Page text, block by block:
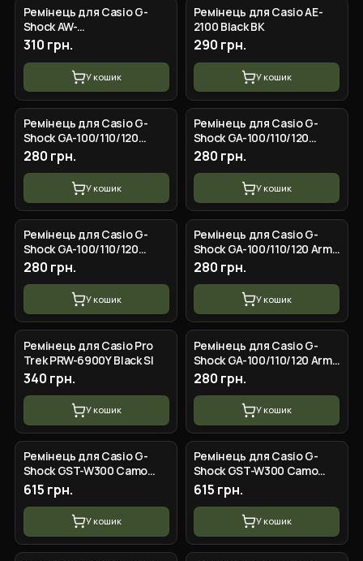
Ремінець для Casio G-
Shock AW-
282B/590/591/5230, AWG-
M100/M101, G-7700/7710
Dark Blue Silver
310 грн.
У кошик
Ремінець для Casio AE-
2100 Black BK
290 грн.
У кошик
Ремінець для Casio G-
Shock GA-100/110/120
Black-Glossy BK
280 грн.
У кошик
Ремінець для Casio G-
Shock GA-100/110/120
White-Glossy GD
280 грн.
У кошик
Ремінець для Casio G-
Shock GA-100/110/120
Black-Glossy GD
280 грн.
У кошик
Ремінець для Casio G-
Shock GA-100/110/120 Army
Green-Glossy BK
280 грн.
У кошик
Ремінець для Casio Pro
Trek PRW-6900Y Black SI
340 грн.
У кошик
Ремінець для Casio G-
Shock GA-100/110/120 Army
Green-Glossy GD
280 грн.
У кошик
Ремінець для Casio G-
Shock GST-W300 Camo
White BK
615 грн.
У кошик
Ремінець для Casio G-
Shock GST-W300 Camo
Orange BK
615 грн.
У кошик